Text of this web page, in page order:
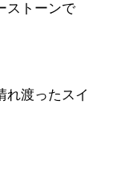
ストーンで
れ渡ったスイ